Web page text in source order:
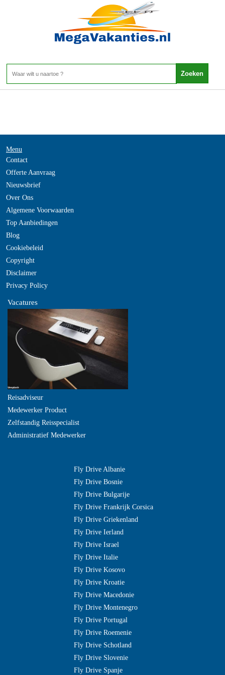
Home>
Menu
Contact
Offerte Aanvraag
Nieuwsbrief
Over Ons
Algemene Voorwaarden
Top Aanbiedingen
Blog
Cookiebeleid
Copyright
Disclaimer
Privacy Policy
Vacatures
Reisadviseur
Medewerker Product
Zelfstandig Reisspecialist
Administratief Medewerker
Fly Drive Albanie
Fly Drive Bosnie
Fly Drive Bulgarije
Fly Drive Frankrijk Corsica
Fly Drive Griekenland
Fly Drive Ierland
Fly Drive Israel
Fly Drive Italie
Fly Drive Kosovo
Fly Drive Kroatie
Fly Drive Macedonie
Fly Drive Montenegro
Fly Drive Portugal
Fly Drive Roemenie
Fly Drive Schotland
Fly Drive Slovenie
Fly Drive Spanje